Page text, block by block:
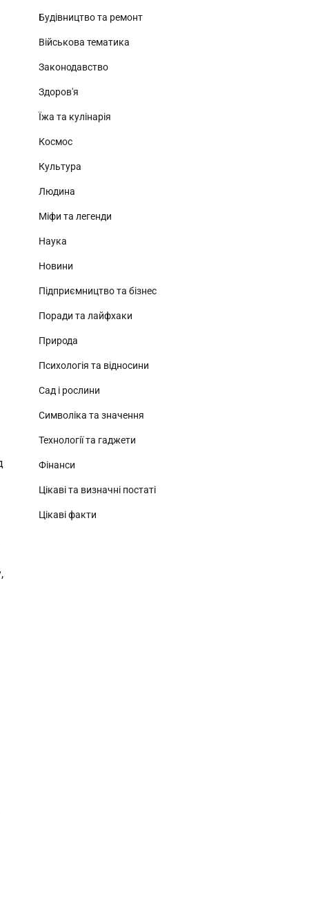
Будівництво та ремонт
Військова тематика
Законодавство
Здоров'я
Їжа та кулінарія
Космос
Культура
Людина
Міфи та легенди
Наука
Новини
Підприємництво та бізнес
Поради та лайфхаки
Природа
Психологія та відносини
Сад і рослини
Символіка та значення
Технології та гаджети
Фінанси
Цікаві та визначні постаті
Цікаві факти